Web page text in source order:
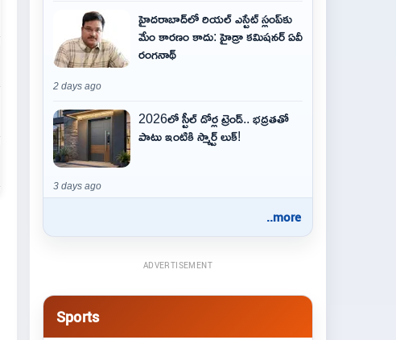
హైదరాబాద్‌లో రియల్ ఎస్టేట్ స్లంప్‌కు
మేం కారణం కాదు: హైడ్రా కమిషనర్ ఏవీ
రంగనాథ్
2 days ago
2026లో స్టీల్ డోర్ల ట్రెండ్.. భద్రతతో
పాటు ఇంటికి స్మార్ట్ లుక్!
3 days ago
..more
ADVERTISEMENT
Sports